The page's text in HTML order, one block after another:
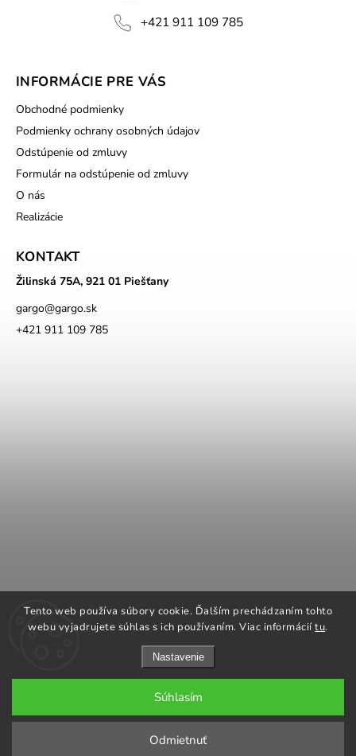
Tento web používa súbory cookie. Ďalším prechádzaním tohto
webu vyjadrujete súhlas s ich používaním. Viac informáciítu.
Nastavenie
Odmietnuť
Súhlasím
+421 911 109 785
INFORMÁCIE PRE VÁS
Obchodné podmienky
Podmienky ochrany osobných údajov
Odstúpenie od zmluvy
Formulár na odstúpenie od zmluvy
O nás
Realizácie
KONTAKT
Žilinská 75A, 921 01 Piešťany
gargo@gargo.sk
+421 911 109 785
ROMOTOP Kachle a vložky
NAPOLEON grily
Copyright 2026GARGO plus. Všetky práva vyhradené.
Grafický návrh vytvořil a nakódoval